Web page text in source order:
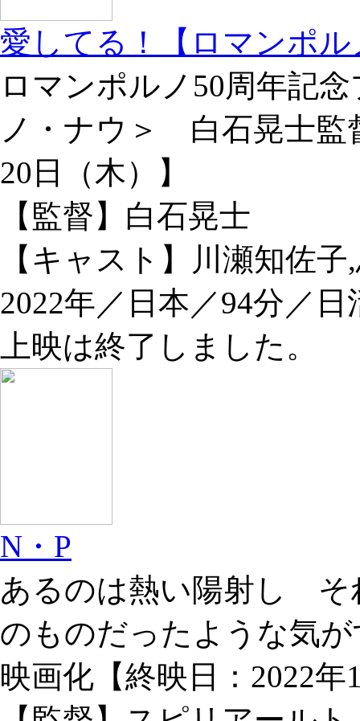
愛してる！【ロマンポ
ロマンポルノ50周年記
ノ・ナウ＞ 白石晃士監
20日（木）】
【監督】白石晃士
【キャスト】川瀬知佐
2022年／日本／94分／日
上映は終了しました。
N・P
あるのは熱い陽射し そ
のものだったような気
映画化【終映日：2022